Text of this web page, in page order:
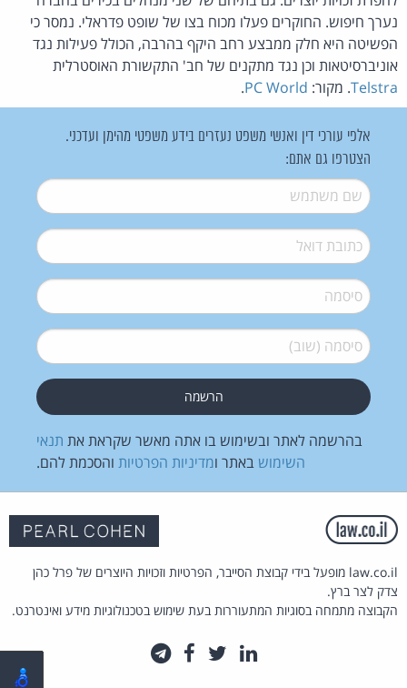
נערך חיפוש. החוקרים פעלו מכוח בצו של שופט פדראלי. נמסר כי
הפשיטה היא חלק ממבצע רחב היקף בהרבה, הכולל פעילות נגד
אוניברסיטאות וכן נגד מתקנים של חב' התקשורת האוסטרלית
Telstra. מקור: PC World
.
אלפי עורכי דין ואנשי משפט נעזרים בידע משפטי מהימן ועדכני.
הצטרפו גם אתם:
שם משתמש*
דואל*
סיסמה*
סיסמה (שוב)*
בהרשמה לאתר ובשימוש בו אתה מאשר שקראת את תנאי
השימוש באתר ומדיניות הפרטיות והסכמת להם.
law.co.il מופעל בידי קבוצת הסייבר, הפרטיות וזכויות היוצרים של פרל כהן
צדק לצר ברץ.
הקבוצה מתמחה בסוגיות המתעוררות בעת שימוש בטכנולוגיות מידע ואינטרנט.
לינקדאין
טוויטרפייסבוק